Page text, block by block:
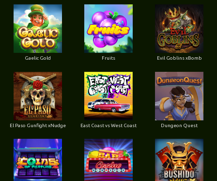
Gaelic Gold Fruits Evil Goblins xBomb
El Paso Gunfight xNudge East Coast vs West Coast Dungeon Quest